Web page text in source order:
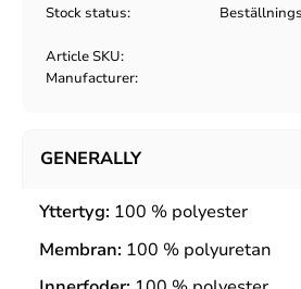
Stock status
Article SKU
Manufacturer
GENERALLY
Yttertyg: 100 % polyester
Membran: 100 % polyuretan